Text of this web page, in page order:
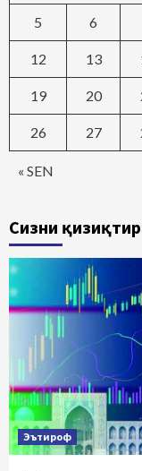
« SEN
5 6
12 13
19 20
26 27
Сизни
Эътироф